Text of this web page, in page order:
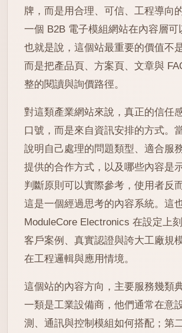
牌，而是用合理、可信、工程導向
一個 B2B 電子模組網站在內容層可
也就是說，這個站最重要的價值不
而是把產品頁、方案頁、文章與
整的閱讀與詢價路徑。
對這類產業網站來說，真正的信任
口號，而是來自資訊安排的方式。
說明自己處理的問題類型、適合服
提供的合作方式，以及哪些內容是
判斷原則可以實際參考，使用者反
這是一個經過思考的內容系統。這
ModuleCore Electronics 在設定上
客戶案例、真實認證與誇大工廠規
在工程邏輯與應用情境。
這個站的內容方向，主要服務幾類
一類是工業設備商，他們通常在意
測、通訊與控制模組如何搭配；第